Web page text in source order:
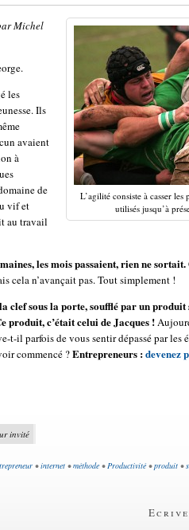
L’agilité consiste à casser
utilisés jusqu’à
Michel
les
Ils
avaient
à
de
vif et
au travail
les mois passaient, rien ne sortait.
cela n’avançait pas. Tout simplement !
clef sous la porte, soufflé par un
produit, c’était celui de Jacques !
t-il parfois de vous sentir dépassé par les
commencé ?Entrepreneurs :devenez
invité
•internet •méthode • Productivité •produit •